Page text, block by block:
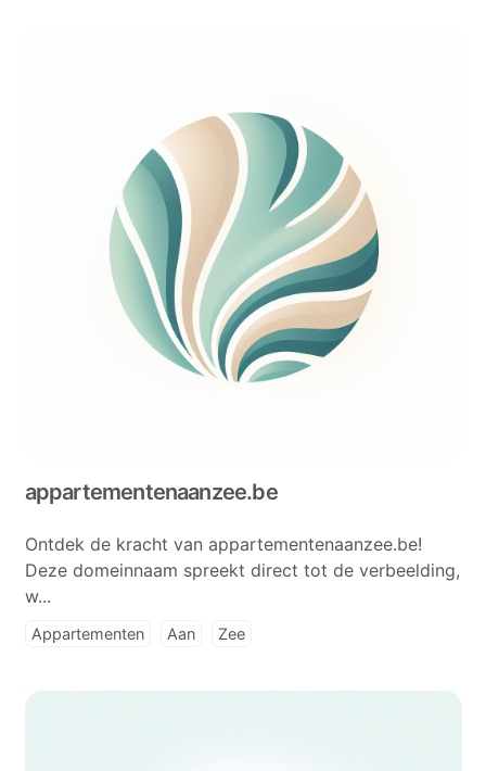
appartementenaanzee.be
Ontdek de kracht van appartementenaanzee.be!
Deze domeinnaam spreekt direct tot de verbeelding,
w...
Appartementen Aan Zee